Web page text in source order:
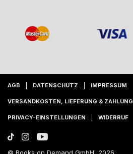
AGB DATENSCHUTZ IMPRESSUM
VERSANDKOSTEN, LIEFERUNG & ZAHLUNG
PRIVACY-EINSTELLUNGEN WIDERRUF